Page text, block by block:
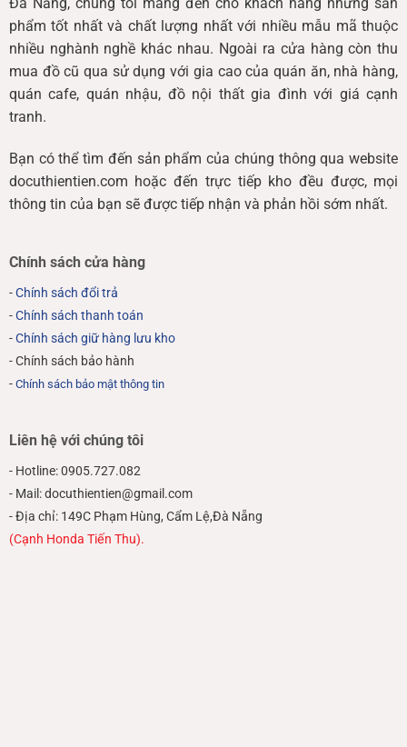
Đà Nẵng, chúng tôi mang đến cho khách hàng những sản
phẩm tốt nhất và chất lượng nhất với nhiều mẫu mã thuộc
nhiều nghành nghề khác nhau. Ngoài ra cửa hàng còn thu
mua đồ cũ qua sử dụng với gia cao của quán ăn, nhà hàng,
quán cafe, quán nhậu, đồ nội thất gia đình với giá cạnh
tranh.
Bạn có thể tìm đến sản phẩm của chúng thông qua website
docuthientien.com hoặc đến trực tiếp kho đều được, mọi
thông tin của bạn sẽ được tiếp nhận và phản hồi sớm nhất.
Chính sách cửa hàng
-Chính sách đổi trả
-Chính sách thanh toán
-Chính sách giữ hàng lưu kho
- Chính sách bảo hành
- Chính sách bảo mật thông tin
Liên hệ với chúng tôi
- Hotline: 0905.727.082
- Mail: docuthientien@gmail.com
- Địa chỉ: 149C Phạm Hùng, Cẩm Lệ,Đà Nẵng
(Cạnh Honda Tiến Thu).